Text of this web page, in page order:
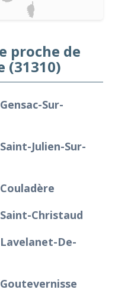
proche de
(31310)
Sur-
Julien-Sur-
Christaud
De-